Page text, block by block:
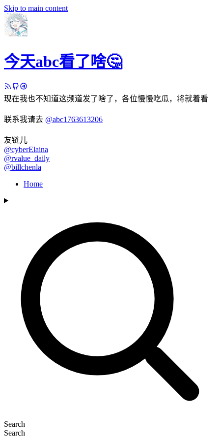
Skip to main content
今天abc看了啥🤔
现在我也不知道这频道发了啥了，各位慢慢吃瓜，将就着看
联系我请去 @abc1763613206
友链儿
@cyberElaina
@rvalue_daily
@billchenla
Home
Search
Search